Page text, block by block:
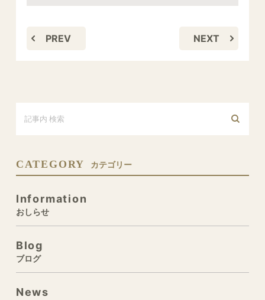
PREV NEXT
CATEGORY カテゴリー
Information
おしらせ
Blog
ブログ
News